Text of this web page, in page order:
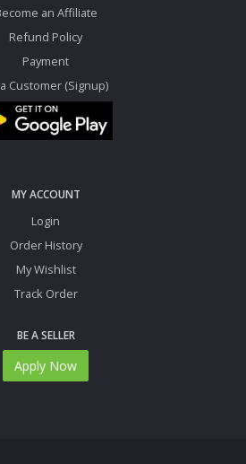
an Affiliate
Refund Policy
Payment
Customer (Signup)
MY ACCOUNT
Login
Order History
My Wishlist
Track Order
BE A SELLER
Apply Now